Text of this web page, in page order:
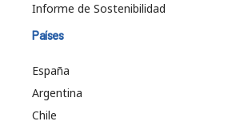
Informe de Sostenibilidad
Países
España
Argentina
Chile